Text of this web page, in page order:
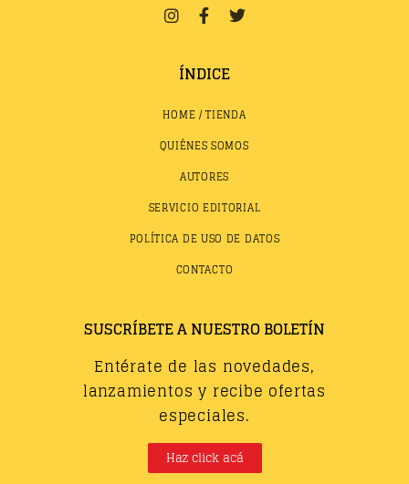
ÍNDICE
HOME / TIENDA
QUIÉNES SOMOS
AUTORES
SERVICIO EDITORIAL
POLÍTICA DE USO DE DATOS
CONTACTO
SUSCRÍBETE A NUESTRO BOLETÍN
Entérate de las novedades,
lanzamientos y recibe ofertas
especiales.
Haz click acá